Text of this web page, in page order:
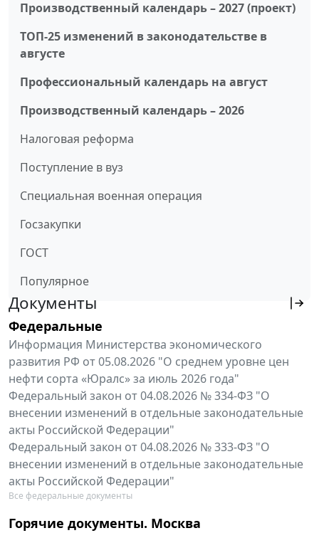
Производственный календарь – 2027 (проект)
ТОП-25 изменений в законодательстве в
августе
Профессиональный календарь на август
Производственный календарь – 2026
Налоговая реформа
Поступление в вуз
Специальная военная операция
Госзакупки
ГОСТ
Популярное
Документы
Федеральные
Информация Министерства экономического
развития РФ от 05.08.2026 "О среднем уровне цен
нефти сорта «Юралс» за июль 2026 года"
Федеральный закон от 04.08.2026 № 334-ФЗ "О
внесении изменений в отдельные законодательные
акты Российской Федерации"
Федеральный закон от 04.08.2026 № 333-ФЗ "О
внесении изменений в отдельные законодательные
акты Российской Федерации"
Все федеральные документы
Горячие документы. Москва